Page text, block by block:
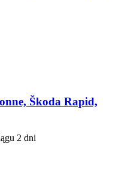
Škoda Rapid,
2 dni